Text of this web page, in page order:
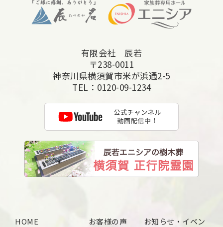
2025年8月
2025年1月
2024年12月
有限会社 辰若
〒238-0011
神奈川県横須賀市米が浜通2-5
TEL： 0120-09-1234
HOME
お客様の声
お知らせ・イベン